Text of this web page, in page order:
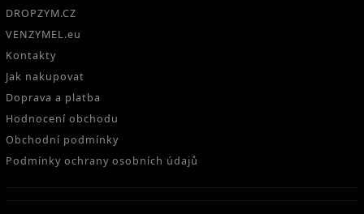
DROPZYM.CZ
VENZYMEL.eu
Kontakty
Jak nakupovat
Doprava a platba
Hodnocení obchodu
Obchodní podmínky
Podmínky ochrany osobních údajů